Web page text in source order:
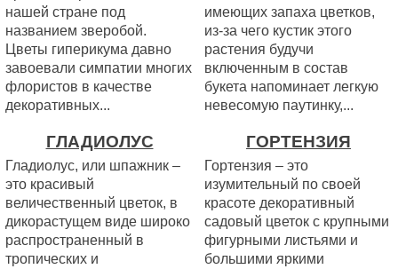
нашей стране под
названием зверобой.
Цветы гиперикума давно
завоевали симпатии многих
флористов в качестве
декоративных...
имеющих запаха цветков,
из-за чего кустик этого
растения будучи
включенным в состав
букета напоминает легкую
невесомую паутинку,...
ГЛАДИОЛУС
Гладиолус, или шпажник –
это красивый
величественный цветок, в
дикорастущем виде широко
распространенный в
тропических и
ГОРТЕНЗИЯ
Гортензия – это
изумительный по своей
красоте декоративный
садовый цветок с крупными
фигурными листьями и
большими яркими